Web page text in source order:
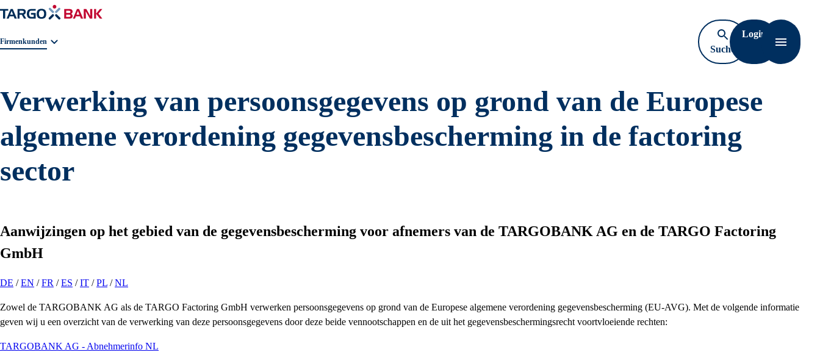
Geschäftsbereichnavigation. Aktuelle Auswahl:
Firmenkunden
Suche
öffnen
Login
Verwerking van persoonsgegevens op grond van de Europese
algemene verordening gegevensbescherming in de factoring
sector
Aanwijzingen op het gebied van de gegevensbescherming voor afnemers van de TARGOBANK AG en de TARGO Factoring
GmbH
DE /EN /FR /ES /IT /PL /NL
Zowel de TARGOBANK AG als de TARGO Factoring GmbH verwerken persoonsgegevens op grond van de Europese algemene verordening gegevensbescherming (EU-AVG). Met de volgende informatie
geven wij u een overzicht van de verwerking van deze persoonsgegevens door deze beide vennootschappen en de uit het gegevensbeschermingsrecht voortvloeiende rechten:
TARGOBANK AG - Abnehmerinfo NL